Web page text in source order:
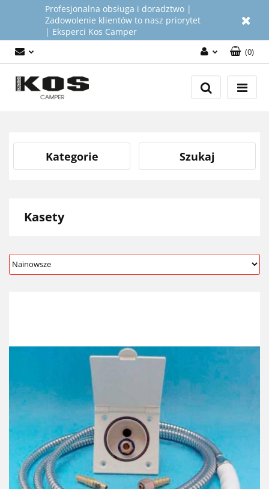
Profesjonalna obsługa i doradztwo |
Zadowolenie klientów to nasz priorytet
| Eksperci Kos Camper
Zaloguj się
Załóż konto
(0)
Kategorie Szukaj
Kasety